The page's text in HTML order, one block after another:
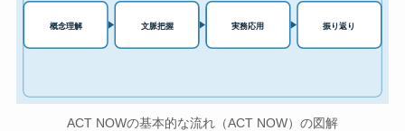
概念理解 文脈把握 実務応用 振り返り
ACT NOWの基本的な流れ（ACT NOW）の図解